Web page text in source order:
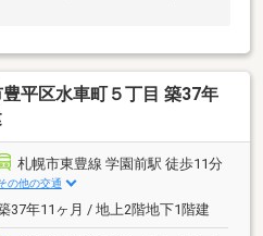
平区水車町５丁目 築37年
札幌市東豊線 学園前駅 徒歩11分
の他の交通
37年11ヶ月 / 地上2階地下1階建